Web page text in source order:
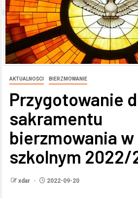
AKTUALNOŚCI BIERZMOWANIE
Przygotowanie
sakramentu
bierzmowania
szkolnym 2022/
xdar 2022-09-20